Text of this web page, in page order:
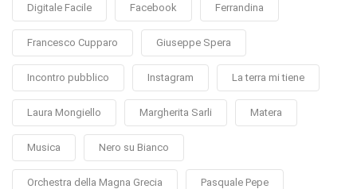
Digitale Facile Facebook Ferrandina
Francesco Cupparo Giuseppe Spera
Incontro pubblico Instagram La terra mi tiene
Laura Mongiello Margherita Sarli Matera
Musica Nero su Bianco
Orchestra della Magna Grecia Pasquale Pepe